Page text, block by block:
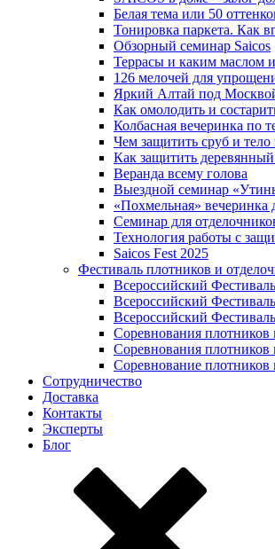
Белая тема или 50
Тонировка паркета. Как
Обзорный семинар Saicos
Террасы и каким маслом
126 мелочей для
Яркий Алтай под
Как омолодить и
Колбасная вечеринка по
Чем защитить сруб и
Как защитить
Веранда всему голова
Выездной семинар
«Похмельная» вечеринка
Семинар для
Технология работы с
Saicos Fest 2025
Фестиваль плотников и
Всероссийский
Всероссийский
Всероссийский
Соревнования плотников
Соревнования плотников
Соревнование плотников
Сотрудничество
Доставка
Контакты
Эксперты
Блог